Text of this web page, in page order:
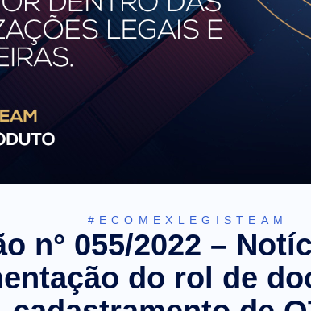
#ECOMEXLEGISTEAM
n° 055/2022 –
do rol de